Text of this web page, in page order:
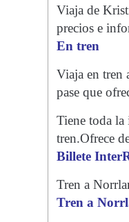
Viaja de
precios e
En tren
Viaja en tren
pase que
Tiene toda la
tren.Ofrece
Billete
Tren a
Tren a